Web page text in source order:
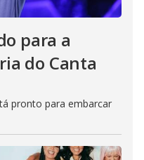
para a
do Canta
pronto para embarcar